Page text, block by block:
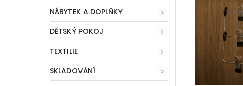
NÁBYTEK A DOPLŇKY
DĚTSKÝ POKOJ
TEXTILIE
SKLADOVÁNÍ